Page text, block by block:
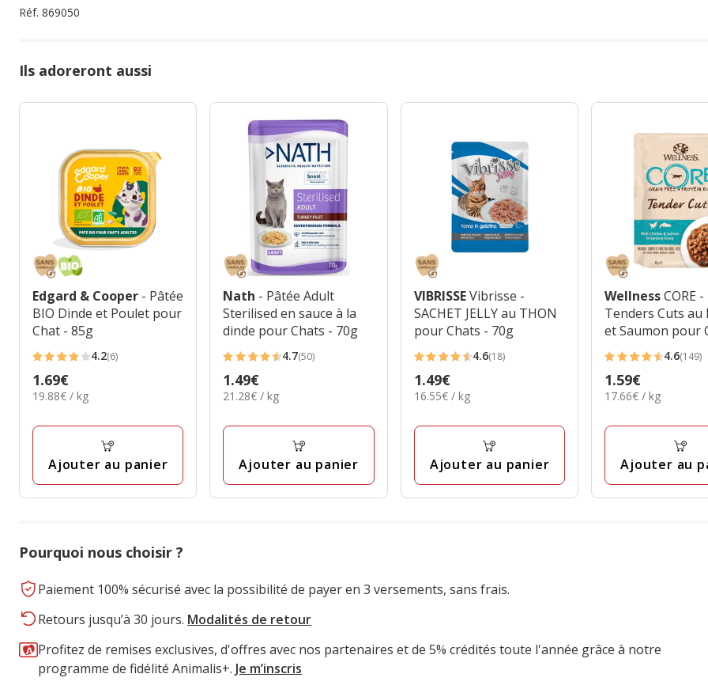
Réf. 869050
Ils adoreront aussi
Edgard & Cooper - Pâtée
BIO Dinde et Poulet pour
Chat - 85g
4.2
étoiles
avec
6
4.2(6)
Prix
1.69€
1.69€
19.88€
Kg
19.88€ / kg
Ajouter au panier
Nath - Pâtée Adult
Sterilised en sauce à la
dinde pour Chats - 70g
4.7
étoiles
avec
50
4.7(50)
Prix
1.49€
1.49€
21.28€
Kg
21.28€ / kg
Ajouter au panier
VIBRISSEVibrisse -
SACHET JELLY au THON
pour Chats - 70g
4.6
étoiles
avec
18
4.6(18)
Prix
1.49€
1.49€
16.55€
Kg
16.55€ / kg
Ajouter au panier
WellnessCORE -
Tenders Cuts au
et Saumon pour
85g
4.6
étoiles
avec
149
4.6(149)
Prix
1.59€
1.59€
17.66€
Kg
17.66€ / kg
Ajouter au
Pourquoi nous choisir ?
Paiement 100% sécurisé avec la possibilité de payer en 3 versements, sans frais.
Retours jusqu’à 30 jours. Modalités de retour
Profitez de remises exclusives, d'offres avec nos partenaires et de 5% crédités toute l'année grâce à notre
programme de fidélité Animalis+. Je m’inscris